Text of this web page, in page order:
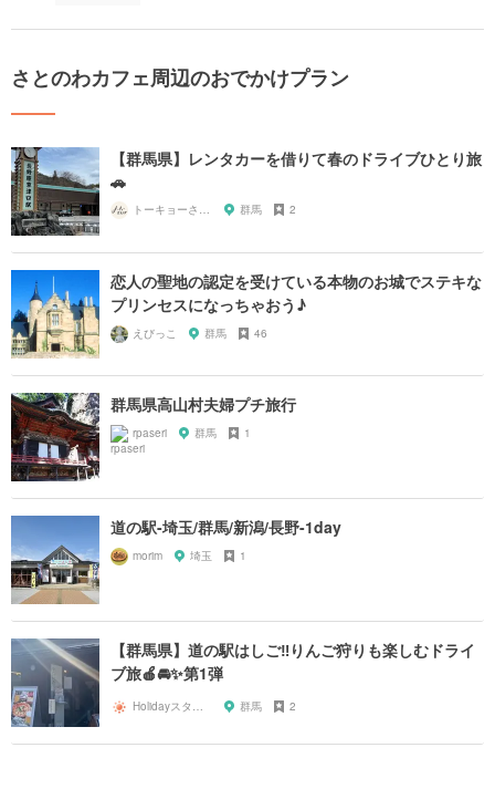
さとのわカフェ周辺のおでかけプラン
【群馬県】レンタカーを借りて春のドライブひとり旅
🚗
トーキョーさんぽ 群馬 2
恋人の聖地の認定を受けている本物のお城でステキな
プリンセスになっちゃおう♪
えびっこ 群馬 46
群馬県高山村夫婦プチ旅行
rpaseri 群馬 1
道の駅-埼玉/群馬/新潟/長野-1day
morim 埼玉 1
【群馬県】道の駅はしご‼︎りんご狩りも楽しむドライ
ブ旅🍎🚘✨第1弾
Holidayスタッフ 群馬 2